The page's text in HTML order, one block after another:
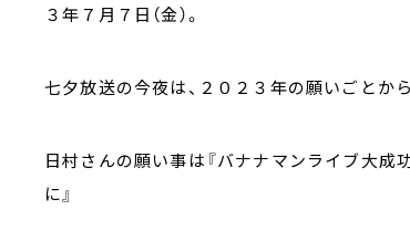
３年７月７日（金）。
七夕放送の今夜は、２０２３年の願いごとか
日村さんの願い事は『バナナマンライブ大成
に』